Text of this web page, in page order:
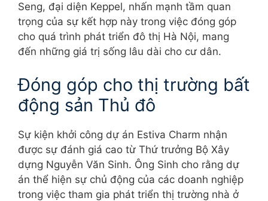
Seng, đại diện Keppel, nhấn mạnh tầm quan
trọng của sự kết hợp này trong việc đóng góp
cho quá trình phát triển đô thị Hà Nội, mang
đến những giá trị sống lâu dài cho cư dân.
Đóng góp cho thị trường bất
động sản Thủ đô
Sự kiện khởi công dự án Estiva Charm nhận
được sự đánh giá cao từ Thứ trưởng Bộ Xây
dựng Nguyễn Văn Sinh. Ông Sinh cho rằng dự
án thể hiện sự chủ động của các doanh nghiệp
trong việc tham gia phát triển thị trường nhà ở